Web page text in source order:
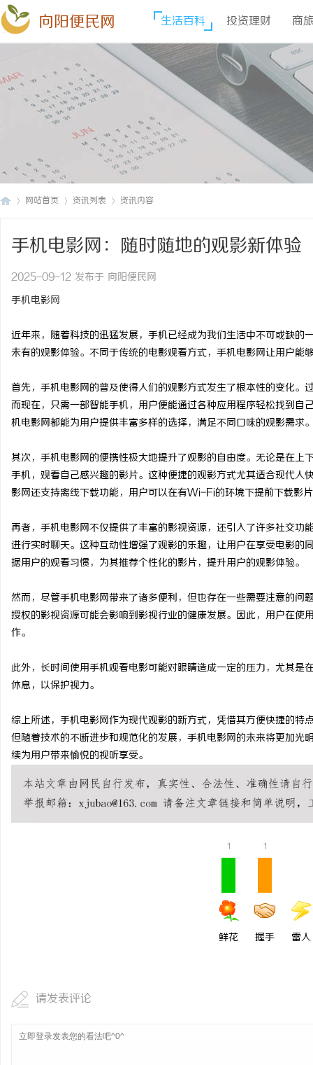
向阳便民网 生活百科 投资理财 商
网站首页 资讯列表 资讯内容
手机电影网：随时随地的观影新体验
2025-09-12 发布于 向阳便民网
手机电影网
近年来，随着科技的迅猛发展，手机已经成为我们生活中不可或缺
未有的观影体验。不同于传统的电影观看方式，手机电影网让用户能
首先，手机电影网的普及使得人们的观影方式发生了根本性的变化
而现在，只需一部智能手机，用户便能通过各种应用程序轻松找到
机电影网都能为用户提供丰富多样的选择，满足不同口味的观影需求
其次，手机电影网的便携性极大地提升了观影的自由度。无论是在
手机，观看自己感兴趣的影片。这种便捷的观影方式尤其适合现代
影网还支持离线下载功能，用户可以在有Wi-Fi的环境下提前下载影
再者，手机电影网不仅提供了丰富的影视资源，还引入了许多社交
进行实时聊天。这种互动性增强了观影的乐趣，让用户在享受电影
据用户的观看习惯，为其推荐个性化的影片，提升用户的观影体验。
然而，尽管手机电影网带来了诸多便利，但也存在一些需要注意的
授权的影视资源可能会影响到影视行业的健康发展。因此，用户在
作。
此外，长时间使用手机观看电影可能对眼睛造成一定的压力，尤其
休息，以保护视力。
综上所述，手机电影网作为现代观影的新方式，凭借其方便快捷的
但随着技术的不断进步和规范化的发展，手机电影网的未来将更加
续为用户带来愉悦的视听享受。
1
鲜花
1
握手 雷人
请发表评论
让AI自动推荐你？ 与发展趋势